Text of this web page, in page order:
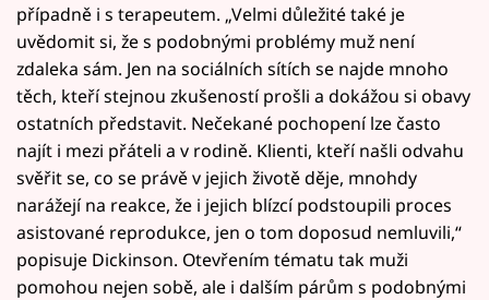
případně i s terapeutem. „Velmi důležité také je
uvědomit si, že s podobnými problémy muž není
zdaleka sám. Jen na sociálních sítích se najde mnoho
těch, kteří stejnou zkušeností prošli a dokážou si obavy
ostatních představit. Nečekané pochopení lze často
najít i mezi přáteli a v rodině. Klienti, kteří našli odvahu
svěřit se, co se právě v jejich životě děje, mnohdy
narážejí na reakce, že i jejich blízcí podstoupili proces
asistované reprodukce, jen o tom doposud nemluvili,“
popisuje Dickinson. Otevřením tématu tak muži
pomohou nejen sobě, ale i dalším párům s podobnými